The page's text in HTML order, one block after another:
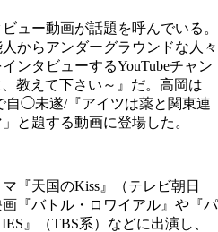
ュー動画が話題を呼んでいる。
からアンダーグラウンドな人々
ンタビューするYouTubeチャン
教えて下さい～』だ。高岡は
自◯未遂/『アイツは薬と関東連
と題する動画に登場した。
『天国のKiss』（テレビ朝日
『バトル・ロワイアル』や『パ
』（TBS系）などに出演し、